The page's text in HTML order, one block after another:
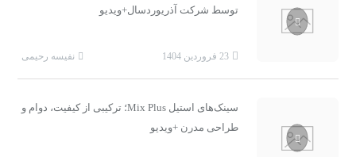
توسط شرکت آذریوردسال+ویدیو
23 فروردین 1404 نفیسه رحیمی
سینک‌های استیل Mix Plus؛ ترکیبی از کیفیت، دوام و
طراحی مدرن +ویدیو